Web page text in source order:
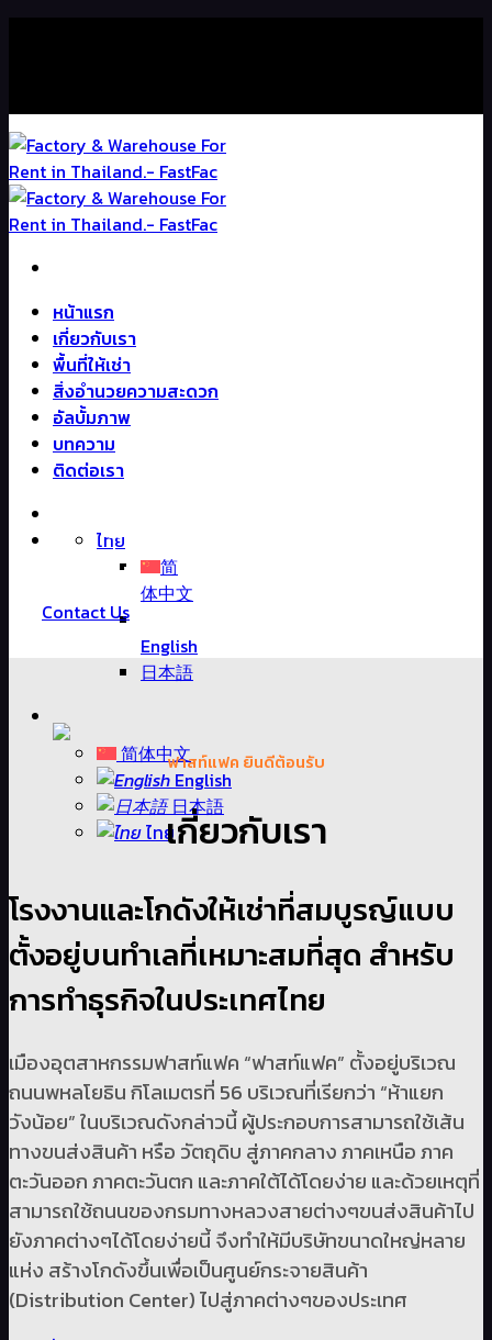
หน้าแรก
เกี่ยวกับเรา
พื้นที่ให้เช่า
สิ่งอำนวยความสะดวก
อัลบั้มภาพ
บทความ
ติดต่อเรา
ไทย
简
体中文
English
日本語
简体中文
English
日本語
ไทย
The Perfect Factories
and Warehouse For Rent
In Thailand.
Contact Us
ฟาสท์แฟค ยินดีต้อนรับ
เกี่ยวกับเรา
โรงงานและโกดังให้เช่าที่สมบูรญ์แบบ
ตั้งอยู่บนทำเลที่เหมาะสมที่สุด สำหรับ
การทำธุรกิจในประเทศไทย
เมืองอุตสาหกรรมฟาสท์แฟค “ฟาสท์แฟค” ตั้งอยู่บริเวณ
ถนนพหลโยธิน กิโลเมตรที่ 56 บริเวณที่เรียกว่า “ห้าแยก
วังน้อย” ในบริเวณดังกล่าวนี้ ผู้ประกอบการสามารถใช้เส้น
ทางขนส่งสินค้า หรือ วัตถุดิบ สู่ภาคกลาง ภาคเหนือ ภาค
ตะวันออก ภาคตะวันตก และภาคใต้ได้โดยง่าย และด้วยเหตุที่
สามารถใช้ถนนของกรมทางหลวงสายต่างๆขนส่งสินค้าไป
ยังภาคต่างๆได้โดยง่ายนี้ จึงทำให้มีบริษัทขนาดใหญ่หลาย
แห่ง สร้างโกดังขึ้นเพื่อเป็นศูนย์กระจายสินค้า
(Distribution Center) ไปสู่ภาคต่างๆของประเทศ